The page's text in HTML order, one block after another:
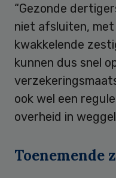
“Gezonde
niet afsluiten,
kwakkelende
kunnen dus snel
ook wel een
overheid in
Toenemende